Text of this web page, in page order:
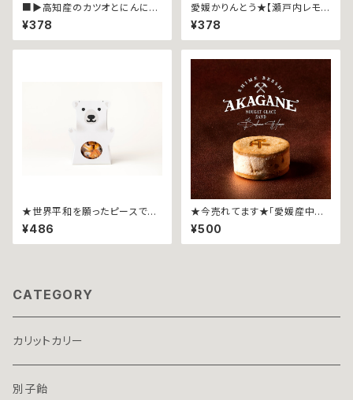
■▶︎高知産のカツオとにんにく
を生地に練り込みました★ポリ
ポーリ ∼カツオにんにく４０ｇ
袋入∼
¥378
愛媛かりんとう★【瀬戸内レモン
使用】ポリポーリ ~チーズ４０
ｇ袋入∼
¥378
★世界平和を願ったピースです
★しろくまピースソフトキャンデ
ィ箱入∼70ｇ∼
¥486
★今売れてます★「愛媛産中山
栗をゴロッと使用。銅山が生ん
だ大人の贅沢サンド」 AKAGAN
E ●1個●
¥500
CATEGORY
カリットカリー
別子飴